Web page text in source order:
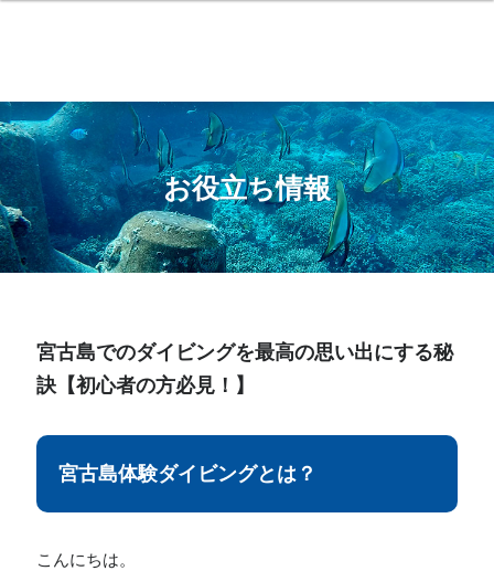
お役立ち情報
宮古島でのダイビングを最高の思い出にする秘
訣【初心者の方必見！】
宮古島体験ダイビングとは？
こんにちは。